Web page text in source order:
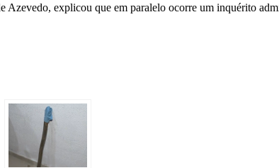
Azevedo, explicou que em paralelo ocorre um inquérito